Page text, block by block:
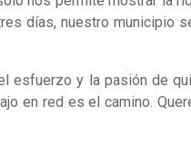
días, nuestro municipio
esfuerzo y la pasión de
en red es el camino.